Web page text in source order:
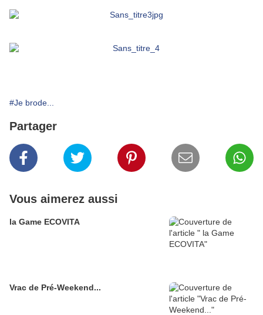
#Je brode...
Partager
Vous aimerez aussi
la Game ECOVITA
Vrac de Pré-Weekend...